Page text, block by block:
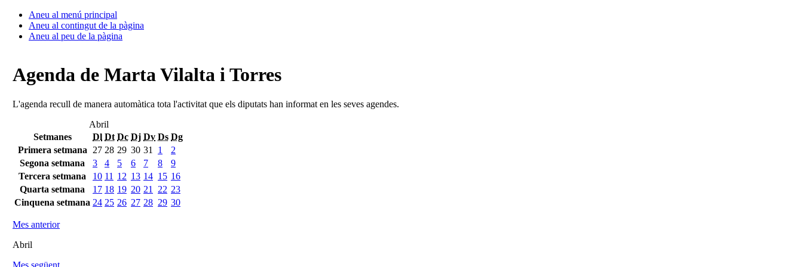
Aneu al menú principal
Aneu al contingut de la pàgina
Aneu al peu de la pàgina
Agenda de Marta Vilalta i Torres
L'agenda recull de manera automàtica tota l'activitat que els diputats han informat en les seves agendes.
Abril
Setmanes
Dl Dt Dc Dj Dv Ds Dg
Primera setmana
27 28 29 30 31 1
2
Segona setmana
3 4 5 6 7 8
9
Tercera setmana
10 11 12 13 14 15 16
Quarta setmana
17 18 19 20 21 22 23
Cinquena setmana 24 25 26 27 28 29 30
Mes anterior
Abril
Mes següent